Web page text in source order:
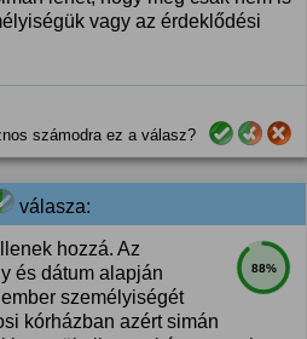
vagy az érdeklődési
számodra ez a válasz?
válasza:
88%
hozzá. Az
és dátum alapján
személyiségét
kórházban azért simán